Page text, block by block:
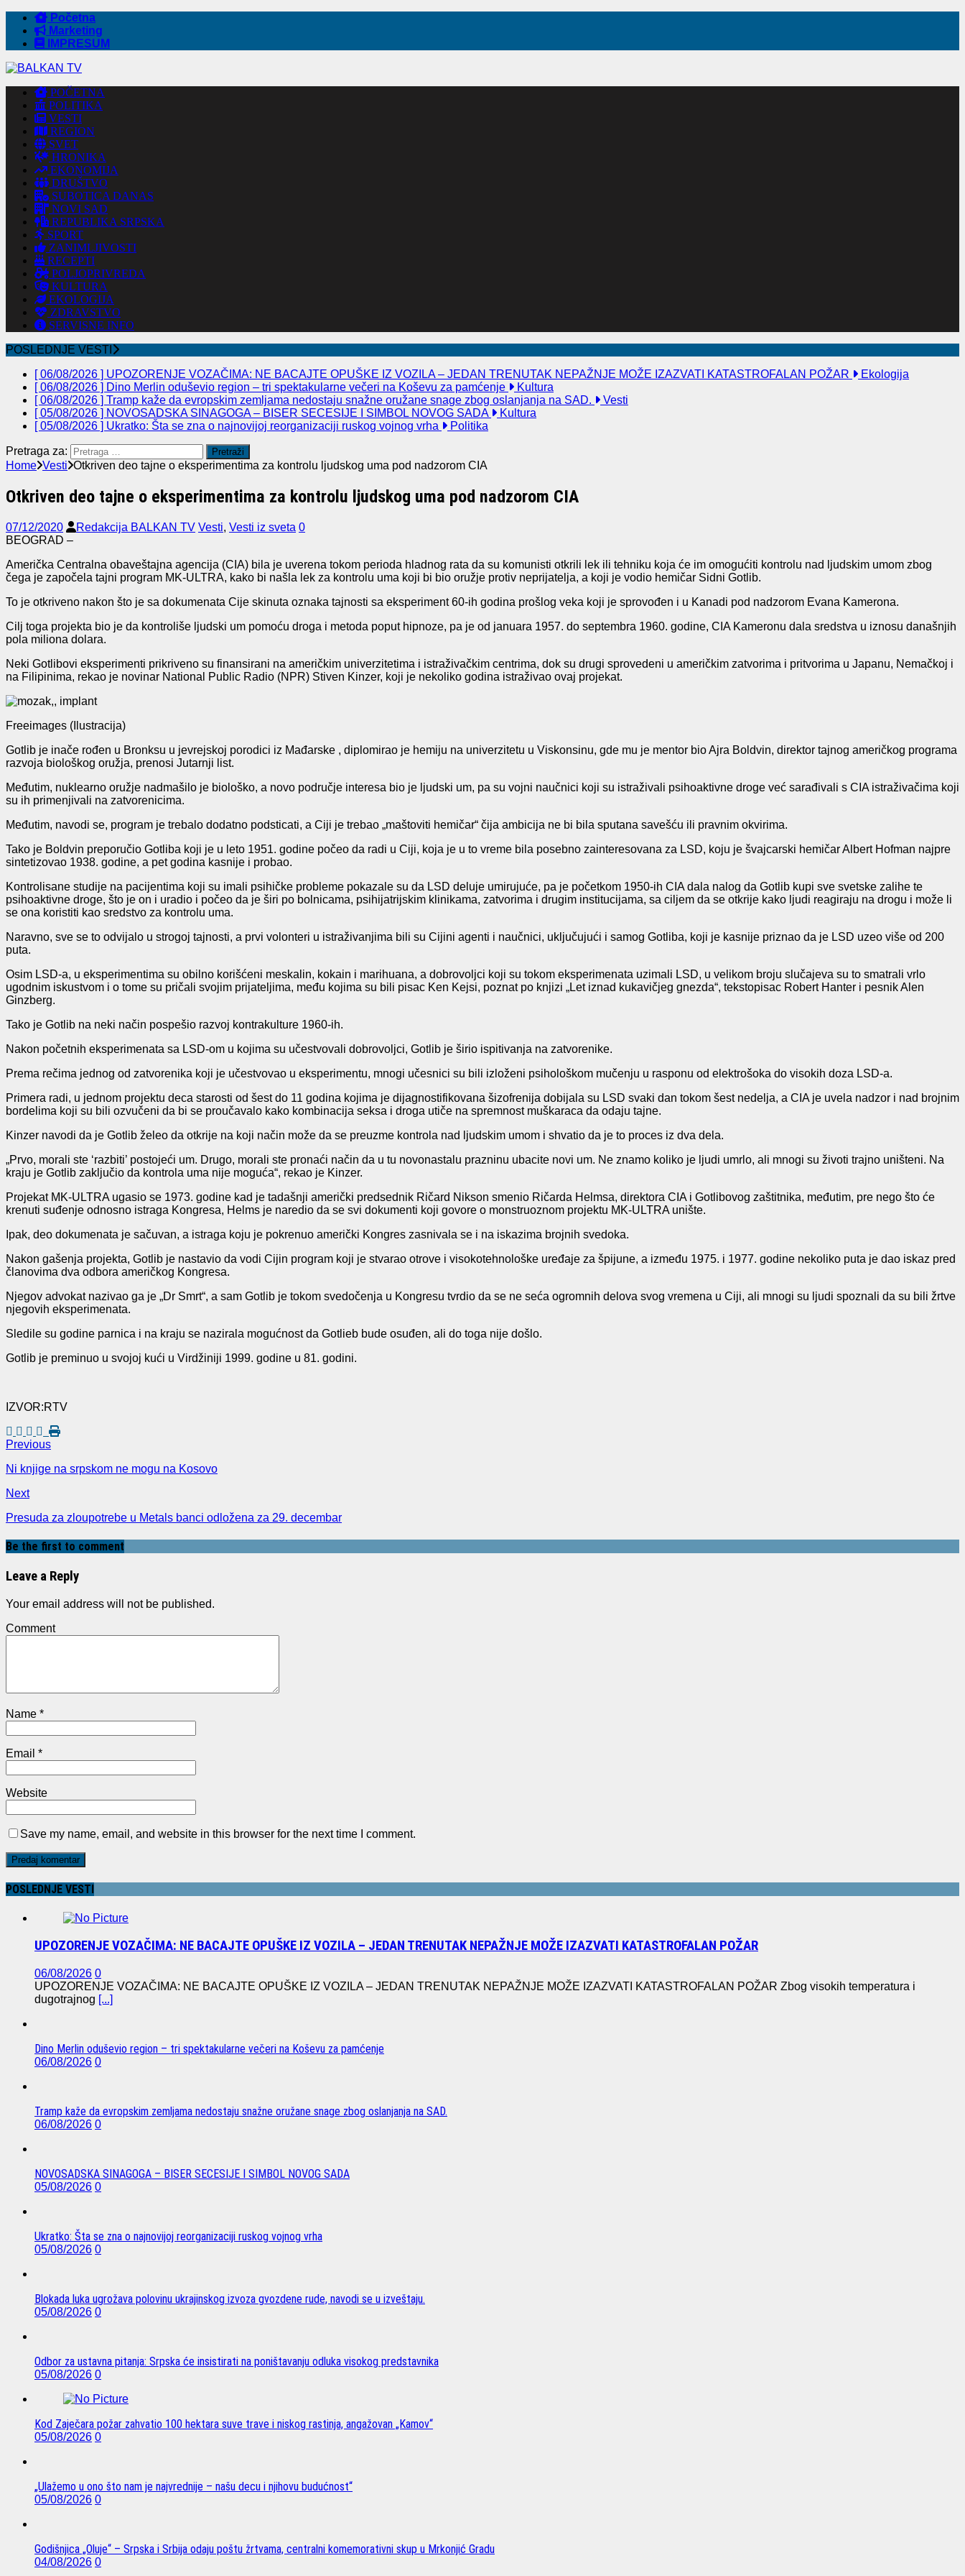
Početna
Marketing
IMPRESUM
POČETNA
POLITIKA
VESTI
REGION
SVET
HRONIKA
EKONOMIJA
DRUŠTVO
SUBOTICA DANAS
NOVI SAD
REPUBLIKA SRPSKA
SPORT
ZANIMLJIVOSTI
RECEPTI
POLJOPRIVREDA
KULTURA
EKOLOGIJA
ZDRAVSTVO
SERVISNE INFO
POSLEDNJE VESTI
[ 06/08/2026 ] UPOZORENJE VOZAČIMA: NE BACAJTE OPUŠKE IZ VOZILA – JEDAN TRENUTAK NEPAŽNJE MOŽE IZAZVATI KATASTROFALAN POŽAR
Ekologija
[ 06/08/2026 ] Dino Merlin oduševio region – tri spektakularne večeri na Koševu za pamćenje
Kultura
[ 06/08/2026 ] Tramp kaže da evropskim zemljama nedostaju snažne oružane snage zbog oslanjanja na SAD.
Vesti
[ 05/08/2026 ] NOVOSADSKA SINAGOGA – BISER SECESIJE I SIMBOL NOVOG SADA
Kultura
[ 05/08/2026 ] Ukratko: Šta se zna o najnovijoj reorganizaciji ruskog vojnog vrha Politika
Pretraga za:
Home Vesti Otkriven deo tajne o eksperimentima za kontrolu ljudskog uma pod nadzorom CIA
Otkriven deo tajne o eksperimentima za kontrolu ljudskog uma pod nadzorom CIA
07/12/2020 Redakcija BALKAN TV Vesti, Vesti iz sveta 0
BEOGRAD –
Američka Centralna obaveštajna agencija (CIA) bila je uverena tokom perioda hladnog rata da su komunisti otkrili lek ili tehniku koja će im omogućiti kontrolu nad ljudskim umom zbog
čega je započela tajni program MK-ULTRA, kako bi našla lek za kontrolu uma koji bi bio oružje protiv neprijatelja, a koji je vodio hemičar Sidni Gotlib.
To je otkriveno nakon što je sa dokumenata Cije skinuta oznaka tajnosti sa eksperiment 60-ih godina prošlog veka koji je sprovođen i u Kanadi pod nadzorom Evana Kamerona.
Cilj toga projekta bio je da kontroliše ljudski um pomoću droga i metoda poput hipnoze, pa je od januara 1957. do septembra 1960. godine, CIA Kameronu dala sredstva u iznosu današnjih
pola miliona dolara.
Neki Gotlibovi eksperimenti prikriveno su finansirani na američkim univerzitetima i istraživačkim centrima, dok su drugi sprovedeni u američkim zatvorima i pritvorima u Japanu, Nemačkoj i
na Filipinima, rekao je novinar National Public Radio (NPR) Stiven Kinzer, koji je nekoliko godina istraživao ovaj projekat.
Freeimages (Ilustracija)
Gotlib je inače rođen u Bronksu u jevrejskoj porodici iz Mađarske , diplomirao je hemiju na univerzitetu u Viskonsinu, gde mu je mentor bio Ajra Boldvin, direktor tajnog američkog programa
razvoja biološkog oružja, prenosi Jutarnji list.
Međutim, nuklearno oružje nadmašilo je biološko, a novo područje interesa bio je ljudski um, pa su vojni naučnici koji su istraživali psihoaktivne droge već sarađivali s CIA istraživačima koji
su ih primenjivali na zatvorenicima.
Međutim, navodi se, program je trebalo dodatno podsticati, a Ciji je trebao „maštoviti hemičar“ čija ambicija ne bi bila sputana savešću ili pravnim okvirima.
Tako je Boldvin preporučio Gotliba koji je u leto 1951. godine počeo da radi u Ciji, koja je u to vreme bila posebno zainteresovana za LSD, koju je švajcarski hemičar Albert Hofman najpre
sintetizovao 1938. godine, a pet godina kasnije i probao.
Kontrolisane studije na pacijentima koji su imali psihičke probleme pokazale su da LSD deluje umirujuće, pa je početkom 1950-ih CIA dala nalog da Gotlib kupi sve svetske zalihe te
psihoaktivne droge, što je on i uradio i počeo da je širi po bolnicama, psihijatrijskim klinikama, zatvorima i drugim institucijama, sa ciljem da se otkrije kako ljudi reagiraju na drogu i može li
se ona koristiti kao sredstvo za kontrolu uma.
Naravno, sve se to odvijalo u strogoj tajnosti, a prvi volonteri u istraživanjima bili su Cijini agenti i naučnici, uključujući i samog Gotliba, koji je kasnije priznao da je LSD uzeo više od 200
puta.
Osim LSD-a, u eksperimentima su obilno korišćeni meskalin, kokain i marihuana, a dobrovoljci koji su tokom eksperimenata uzimali LSD, u velikom broju slučajeva su to smatrali vrlo
ugodnim iskustvom i o tome su pričali svojim prijateljima, među kojima su bili pisac Ken Kejsi, poznat po knjizi „Let iznad kukavičjeg gnezda“, tekstopisac Robert Hanter i pesnik Alen
Ginzberg.
Tako je Gotlib na neki način pospešio razvoj kontrakulture 1960-ih.
Nakon početnih eksperimenata sa LSD-om u kojima su učestvovali dobrovoljci, Gotlib je širio ispitivanja na zatvorenike.
Prema rečima jednog od zatvorenika koji je učestvovao u eksperimentu, mnogi učesnici su bili izloženi psihološkom mučenju u rasponu od elektrošoka do visokih doza LSD-a.
Primera radi, u jednom projektu deca starosti od šest do 11 godina kojima je dijagnostifikovana šizofrenija dobijala su LSD svaki dan tokom šest nedelja, a CIA je uvela nadzor i nad brojnim
bordelima koji su bili ozvučeni da bi se proučavalo kako kombinacija seksa i droga utiče na spremnost muškaraca da odaju tajne.
Kinzer navodi da je Gotlib želeo da otkrije na koji način može da se preuzme kontrola nad ljudskim umom i shvatio da je to proces iz dva dela.
„Prvo, morali ste ‘razbiti’ postojeći um. Drugo, morali ste pronaći način da u tu novonastalu prazninu ubacite novi um. Ne znamo koliko je ljudi umrlo, ali mnogi su životi trajno uništeni. Na
kraju je Gotlib zaključio da kontrola uma nije moguća“, rekao je Kinzer.
Projekat MK-ULTRA ugasio se 1973. godine kad je tadašnji američki predsednik Ričard Nikson smenio Ričarda Helmsa, direktora CIA i Gotlibovog zaštitnika, međutim, pre nego što će
krenuti suđenje odnosno istraga Kongresa, Helms je naredio da se svi dokumenti koji govore o monstruoznom projektu MK-ULTRA unište.
Ipak, deo dokumenata je sačuvan, a istraga koju je pokrenuo američki Kongres zasnivala se i na iskazima brojnih svedoka.
Nakon gašenja projekta, Gotlib je nastavio da vodi Cijin program koji je stvarao otrove i visokotehnološke uređaje za špijune, a između 1975. i 1977. godine nekoliko puta je dao iskaz pred
članovima dva odbora američkog Kongresa.
Njegov advokat nazivao ga je „Dr Smrt“, a sam Gotlib je tokom svedočenja u Kongresu tvrdio da se ne seća ogromnih delova svog vremena u Ciji, ali mnogi su ljudi spoznali da su bili žrtve
njegovih eksperimenata.
Sledile su godine parnica i na kraju se nazirala mogućnost da Gotlieb bude osuđen, ali do toga nije došlo.
Gotlib je preminuo u svojoj kući u Virdžiniji 1999. godine u 81. godini.
IZVOR:RTV
Previous
Ni knjige na srpskom ne mogu na Kosovo
Next
Presuda za zloupotrebe u Metals banci odložena za 29. decembar
Be the first to comment
Leave a Reply
Your email address will not be published.
Comment
Name *
Email *
Website
Save my name, email, and website in this browser for the next time I comment.
POSLEDNJE VESTI
UPOZORENJE VOZAČIMA: NE BACAJTE OPUŠKE IZ VOZILA – JEDAN TRENUTAK NEPAŽNJE MOŽE IZAZVATI KATASTROFALAN POŽAR
06/08/2026 0
UPOZORENJE VOZAČIMA: NE BACAJTE OPUŠKE IZ VOZILA – JEDAN TRENUTAK NEPAŽNJE MOŽE IZAZVATI KATASTROFALAN POŽAR Zbog visokih temperatura i
dugotrajnog [...]
Dino Merlin oduševio region – tri spektakularne večeri na Koševu za pamćenje
06/08/2026 0
Tramp kaže da evropskim zemljama nedostaju snažne oružane snage zbog oslanjanja na SAD.
06/08/2026 0
NOVOSADSKA SINAGOGA – BISER SECESIJE I SIMBOL NOVOG SADA
05/08/2026 0
Ukratko: Šta se zna o najnovijoj reorganizaciji ruskog vojnog vrha
05/08/2026 0
Blokada luka ugrožava polovinu ukrajinskog izvoza gvozdene rude, navodi se u izveštaju.
05/08/2026 0
Odbor za ustavna pitanja: Srpska će insistirati na poništavanju odluka visokog predstavnika
05/08/2026 0
Kod Zaječara požar zahvatio 100 hektara suve trave i niskog rastinja, angažovan „Kamov“
05/08/2026 0
„Ulažemo u ono što nam je najvrednije – našu decu i njihovu budućnost“
05/08/2026 0
Godišnjica „Oluje“ – Srpska i Srbija odaju poštu žrtvama, centralni komemorativni skup u Mrkonjić Gradu
04/08/2026 0